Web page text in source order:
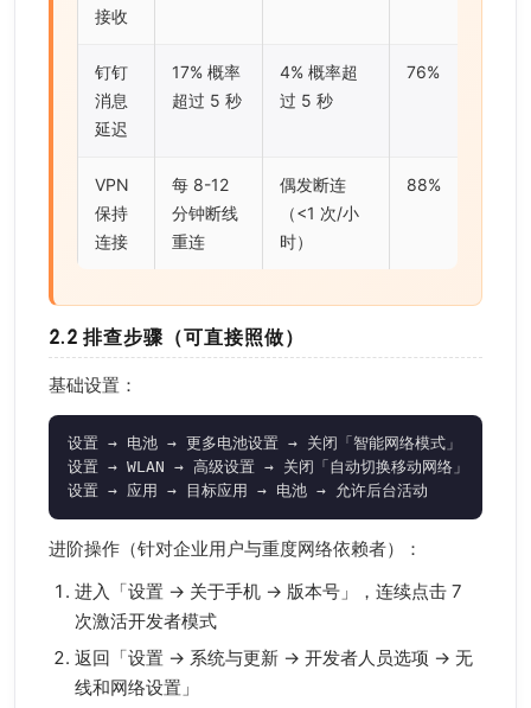
接收
钉钉
消息
延迟
17% 概率
超过 5 秒
4% 概率超
过 5 秒
76%
VPN
保持
连接
每 8-12
分钟断线
重连
偶发断连
（<1 次/小
时）
88%
2.2 排查步骤（可直接照做）
基础设置：
设置 → 电池 → 更多电池设置 → 关闭「智能网络模式」
设置 → WLAN → 高级设置 → 关闭「自动切换移动网络」
设置 → 应用 → 目标应用 → 电池 → 允许后台活动
进阶操作（针对企业用户与重度网络依赖者）：
进入「设置 → 关于手机 → 版本号」，连续点击 7
次激活开发者模式
返回「设置 → 系统与更新 → 开发者人员选项 → 无
线和网络设置」